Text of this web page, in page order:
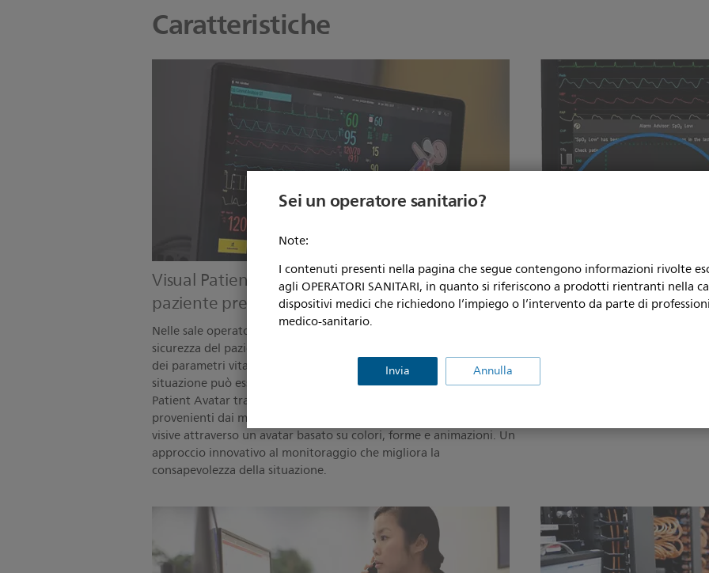
Sei un operatore sanitario?
Note:
I contenuti presenti nella pagina che segue contengono informazioni rivolte
agli OPERATORI SANITARI, in quanto si riferiscono a prodotti rientranti nella
dispositivi medici che richiedono l’impiego o l’intervento da parte di
medico-sanitario.
Invia Annulla
Caratteristiche
Visual Patient Avatar: i parametri vitali del
paziente prendono una nuova forma
Nelle sale operatorie e nelle UTI, dove la pressione è elevata, la
sicurezza del paziente durante l'anestesia dipende dal monitoraggio
dei parametri vitali. Tuttavia, mantenere la consapevolezza della
situazione può essere difficile per l'équipe di anestesia. Visual
Patient Avatar traduce la grande quantità di informazioni
provenienti dai monitor paziente Philips IntelliVue in informazioni
visive attraverso un avatar basato su colori, forme e animazioni. Un
approccio innovativo al monitoraggio che migliora la
consapevolezza della situazione.
Consulente allarmi
In situazioni in cui si
richiedono alcun intervento
allarmi fornisce
strategie di gestione degli
allarme in base alle